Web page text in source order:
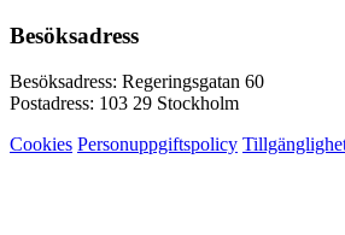
Besöksadress
Besöksadress: Regeringsgatan 60
Postadress: 103 29 Stockholm
Cookies Personuppgiftspolicy